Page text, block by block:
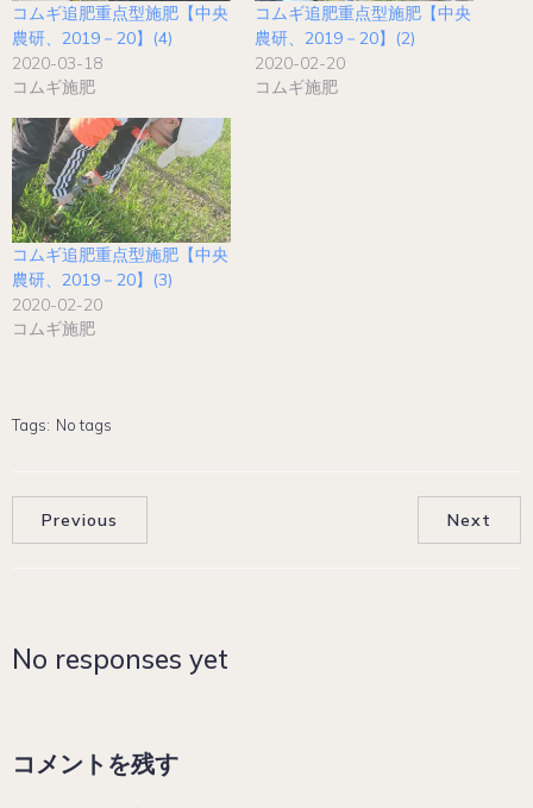
コムギ追肥重点型施肥【中央
農研、2019－20】(4)
2020-03-18
コムギ施肥
コムギ追肥重点型施肥【中央
農研、2019－20】(2)
2020-02-20
コムギ施肥
コムギ追肥重点型施肥【中央
農研、2019－20】(3)
2020-02-20
コムギ施肥
Tags: No tags
Previous Next
No responses yet
コメントを残す